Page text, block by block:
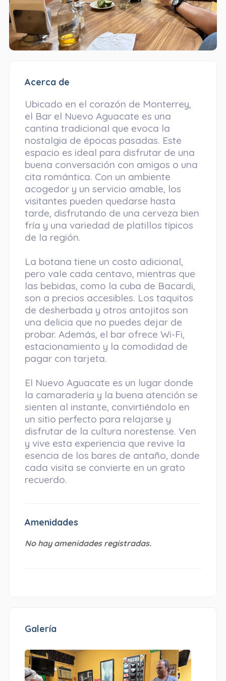
Acerca de
Ubicado en el corazón de Monterrey,
el Bar el Nuevo Aguacate es una
cantina tradicional que evoca la
nostalgia de épocas pasadas. Este
espacio es ideal para disfrutar de una
buena conversación con amigos o una
cita romántica. Con un ambiente
acogedor y un servicio amable, los
visitantes pueden quedarse hasta
tarde, disfrutando de una cerveza bien
fría y una variedad de platillos típicos
de la región.
La botana tiene un costo adicional,
pero vale cada centavo, mientras que
las bebidas, como la cuba de Bacardi,
son a precios accesibles. Los taquitos
de desherbada y otros antojitos son
una delicia que no puedes dejar de
probar. Además, el bar ofrece Wi-Fi,
estacionamiento y la comodidad de
pagar con tarjeta.
El Nuevo Aguacate es un lugar donde
la camaradería y la buena atención se
sienten al instante, convirtiéndolo en
un sitio perfecto para relajarse y
disfrutar de la cultura norestense. Ven
y vive esta experiencia que revive la
esencia de los bares de antaño, donde
cada visita se convierte en un grato
recuerdo.
Amenidades
No hay amenidades registradas.
Galería